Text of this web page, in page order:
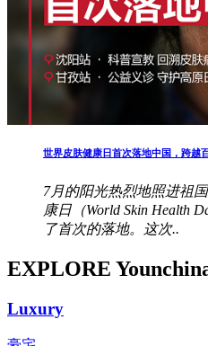
世界皮肤健康日首次落地中国，跨越
7月的阳光热烈地照进祖
康日（World Skin Health
了首次的落地。这次..
EXPLORE
Luxury